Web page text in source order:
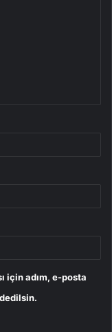
için adım, e-posta